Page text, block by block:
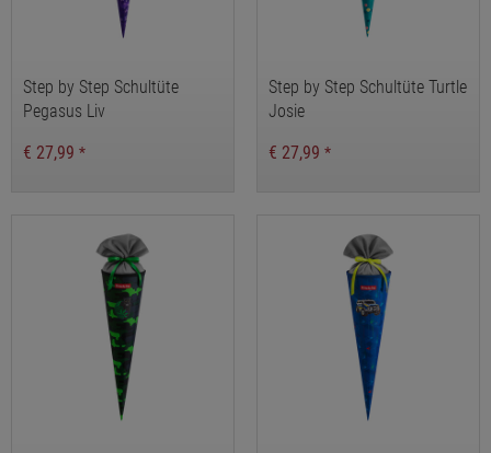
Step by Step Schultüte
Pegasus Liv
€ 27,99 *
Step by Step Schultüte Turtle
Josie
€ 27,99 *